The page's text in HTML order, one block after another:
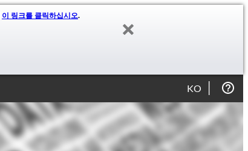
이 링크를 클릭하십시오.
KO